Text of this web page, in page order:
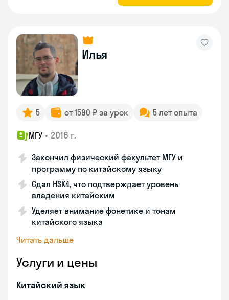
Илья
5 от 1590 ₽ за урок 5 лет опыта
МГУ • 2016 г.
Закончил физический факультет МГУ и
программу по китайскому языку
Сдал HSK4, что подтверждает уровень
владения китайским
Уделяет внимание фонетике и тонам
китайского языка
Читать дальше
Услуги и цены
Китайский язык